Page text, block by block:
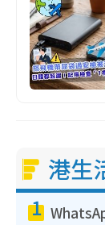
港生
1